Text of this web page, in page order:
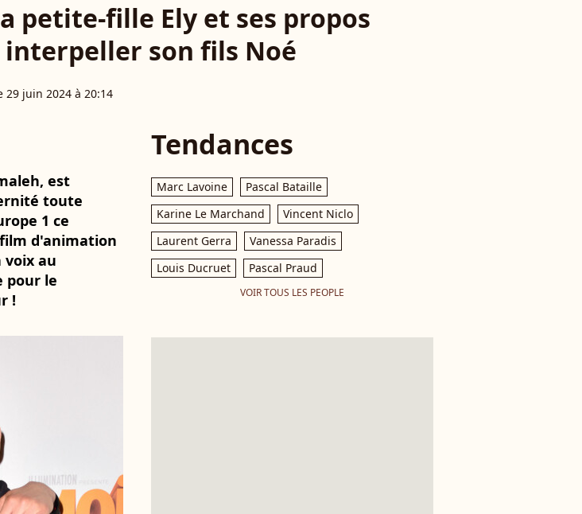
petite-fille Ely et ses propos
son fils Noé
29 juin 2024 à 20:14
est
toute
1 ce
d'animation
voix au
pour le
!
Tendances
Marc Lavoine
Pascal Bataille
Karine Le Marchand
Vincent Niclo
Laurent Gerra
Vanessa Paradis
Louis Ducruet
Pascal Praud
VOIR TOUS LES PEOPLE